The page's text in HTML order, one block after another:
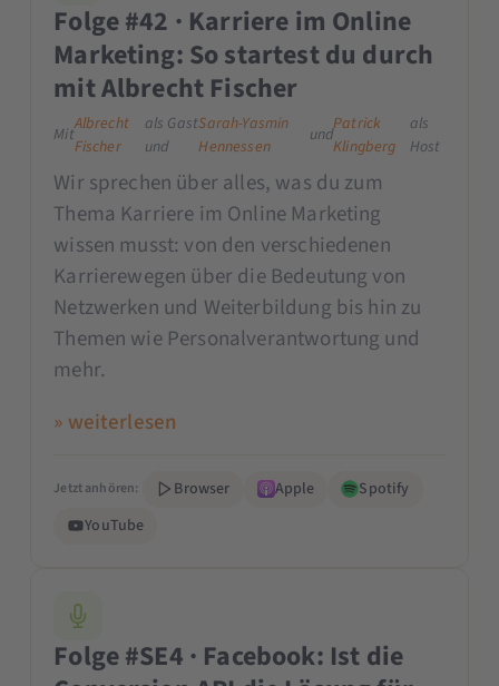
Folge #42 · Karriere im Online
Marketing: So startest du durch
mit Albrecht Fischer
Mit
Albrecht
Fischer
als Gast
und
Sarah-Yasmin
Hennessen
und
Patrick
Klingberg
als
Host
Wir sprechen über alles, was du zum
Thema Karriere im Online Marketing
wissen musst: von den verschiedenen
Karrierewegen über die Bedeutung von
Netzwerken und Weiterbildung bis hin zu
Themen wie Personalverantwortung und
mehr.
» weiterlesen
Jetzt anhören: Browser Apple
Spotify
YouTube
Folge #SE4 · Facebook: Ist die